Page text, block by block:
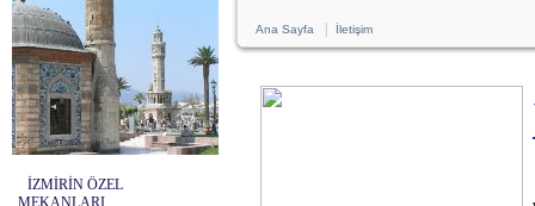
İZMİRİN ÖZEL
MEKANLARI
Ana Sayfa İletişim